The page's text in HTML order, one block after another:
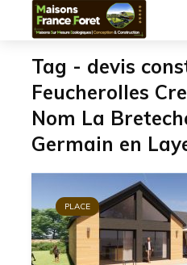
Tag - devis
Feucherolles
Nom La
Germain en
PLACE